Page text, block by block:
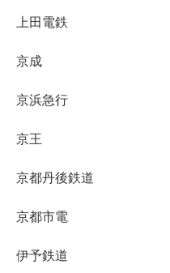
上田電鉄
京成
京浜急行
京王
京都丹後鉄道
京都市電
伊予鉄道